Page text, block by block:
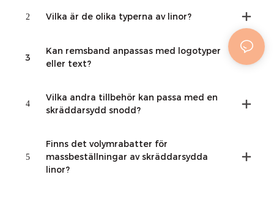
2 Vilka är de olika typerna av linor?
3
Kan remsband anpassas med logotyper
eller text?
4
Vilka andra tillbehör kan passa med en
skräddarsydd snodd?
5
Finns det volymrabatter för
massbeställningar av skräddarsydda
linor?